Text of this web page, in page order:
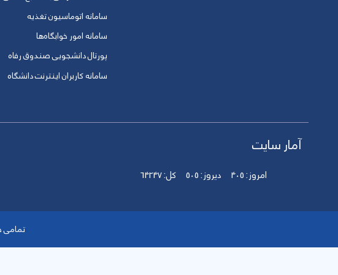
سامانه اتوماسیون تغذیه
سامانه امور خوابگاه‌ها
پورتال دانشجویی صندوق رفاه
سامانه کاربران اینترنت دانشگاه
آمار سایت
امروز:405 دیروز:505 کل:64247
تمامی